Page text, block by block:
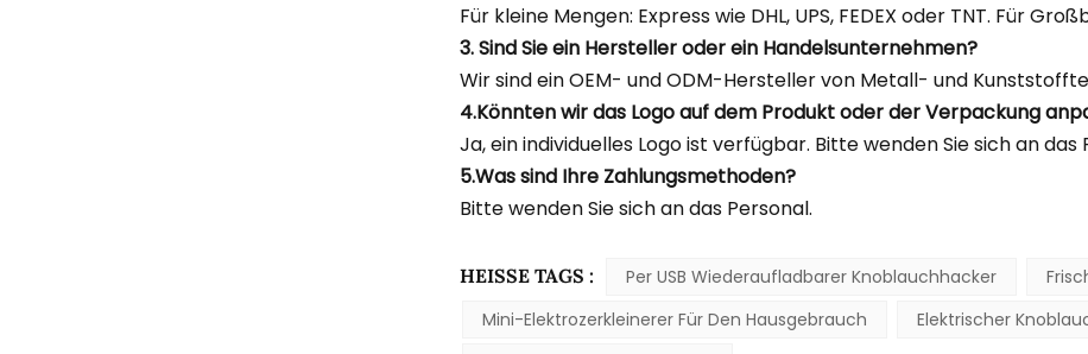
Für kleine Mengen: Express wie DHL, UPS, FEDEX oder TNT. Für
3. Sind Sie ein Hersteller oder ein Handelsunternehmen?
Wir sind ein OEM- und ODM-Hersteller von Metall- und
4.Könnten wir das Logo auf dem Produkt oder der Verpackung
Ja, ein individuelles Logo ist verfügbar. Bitte wenden Sie sich an das
5.Was sind Ihre Zahlungsmethoden?
Bitte wenden Sie sich an das Personal.
HEISSE TAGS : Per USB Wiederaufladbarer Knoblauchhacker
Mini-Elektrozerkleinerer Für Den Hausgebrauch
Elektrischer